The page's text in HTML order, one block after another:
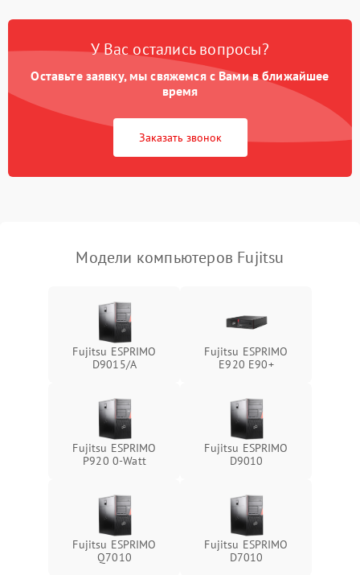
Проблемы с
устройств
охлаждения
1700 ₽ Подробнее →
оперативной памяти
У Вас остались вопросы?
Оставьте заявку, мы свяжемся с Вами в ближайшее
время
Заказать звонок
Модели компьютеров Fujitsu
Fujitsu ESPRIMO
D9015/A
Fujitsu ESPRIMO
E920 E90+
Fujitsu ESPRIMO
P920 0-Watt
Fujitsu ESPRIMO
D9010
Fujitsu ESPRIMO
Q7010
Fujitsu ESPRIMO
D7010